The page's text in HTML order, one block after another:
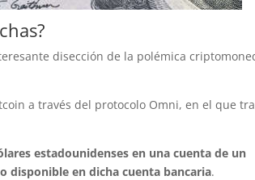
disección de la polémica
a través del protocolo Omni, en el que
estadounidenses en una cuenta de un
disponible en dicha cuenta bancaria.